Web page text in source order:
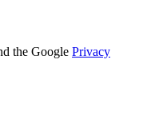
the Google Privacy